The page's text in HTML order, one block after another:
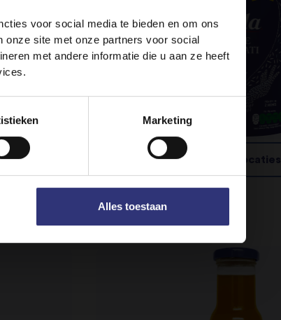
voor social media te bieden en om ons
onze site met onze partners voor social
met andere informatie die u aan ze heeft
Marketing
Alles toestaan
Verkooplocaties
Pure Basmati Rice
Gestoomde Rijst
is USA.